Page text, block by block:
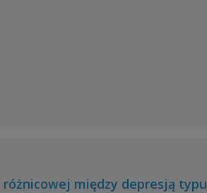
między depresją typu